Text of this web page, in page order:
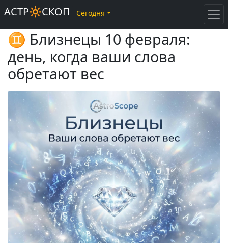
♊ Близнецы 10 февраля:
день, когда ваши слова
обретают вес
АСТР🔆СКОП Сегодня